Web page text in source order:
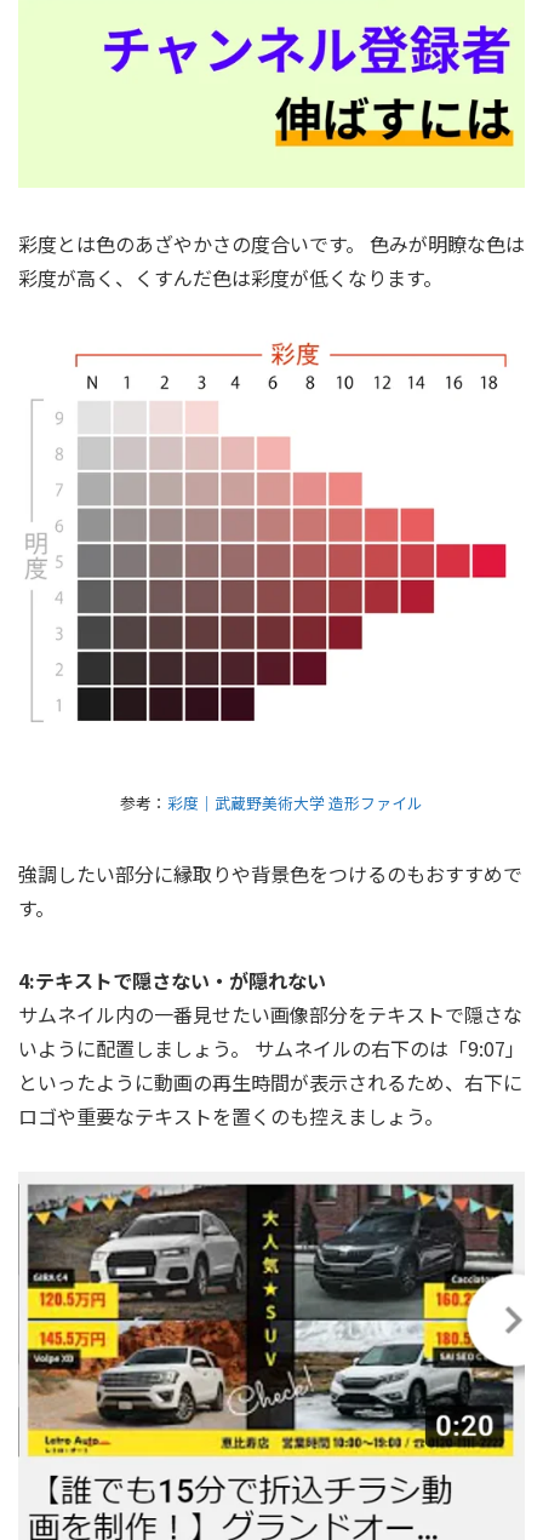
彩度とは色のあざやかさの度合いです。 色みが明瞭な色は
彩度が高く、くすんだ色は彩度が低くなります。
参考： 彩度｜武蔵野美術大学 造形ファイル
強調したい部分に縁取りや背景色をつけるのもおすすめで
す。
4:テキストで隠さない・が隠れない
サムネイル内の一番見せたい画像部分をテキストで隠さな
いように配置しましょう。 サムネイルの右下のは「9:07」
といったように動画の再生時間が表示されるため、右下に
ロゴや重要なテキストを置くのも控えましょう。